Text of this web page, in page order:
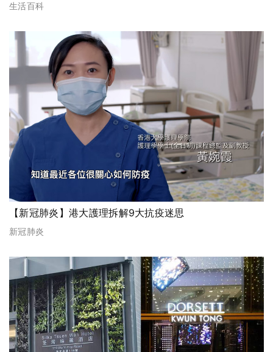
生活百科
【新冠肺炎】港大護理拆解9大抗疫迷思
新冠肺炎